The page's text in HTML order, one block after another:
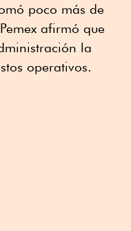
poco más de
afirmó que
la
operativos.